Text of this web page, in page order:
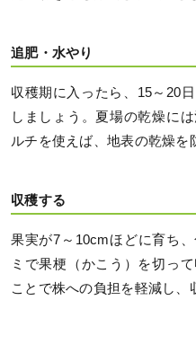
追肥・水やり
収穫期に入ったら、15～20
しましょう。夏場の乾燥に
ルチを使えば、地表の乾燥を
収穫する
果実が7～10cmほどに育ち
ミで果梗（かこう）を切っ
ことで株への負担を軽減し、